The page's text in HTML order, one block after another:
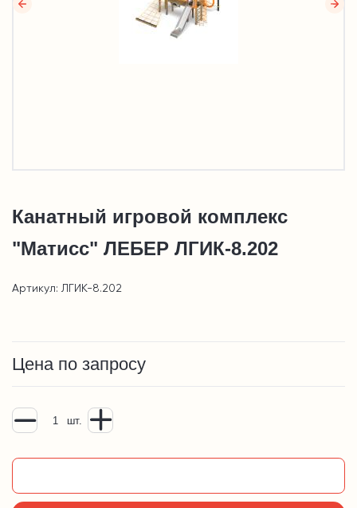
Канатный игровой комплекс
"Матисс" ЛЕБЕР ЛГИК-8.202
Артикул: ЛГИК-8.202
Цена по запросу
шт.